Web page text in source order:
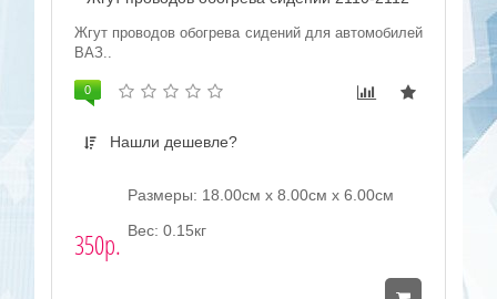
Жгут проводов обогрева сидений для автомобилей
ВАЗ..
0
Нашли дешевле?
350р.
Размеры: 18.00см x 8.00см x 6.00см
Вес: 0.15кг